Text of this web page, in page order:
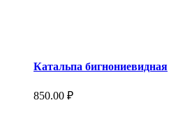
Катальпа бигнониевидная
850.00 ₽